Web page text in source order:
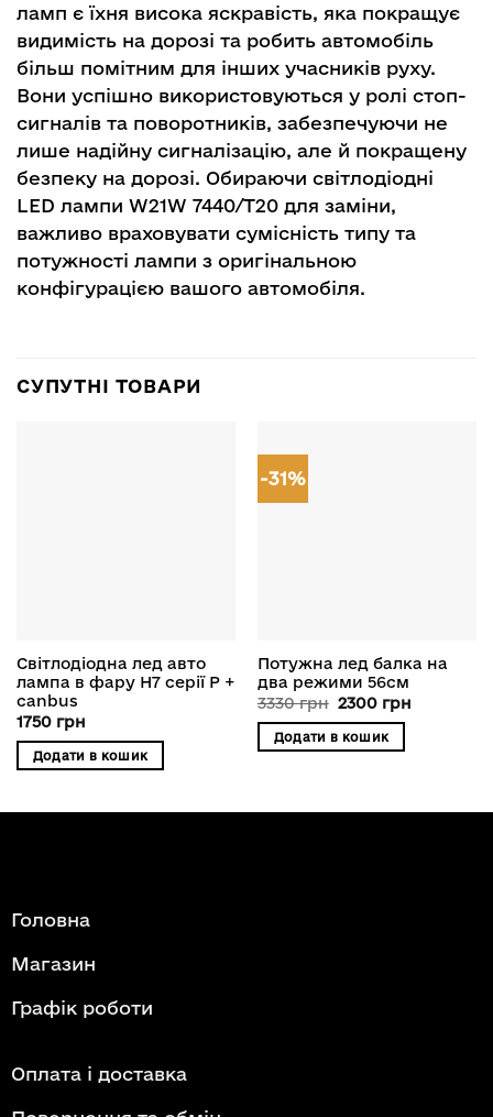
ламп є їхня висока яскравість, яка покращує
видимість на дорозі та робить автомобіль
більш помітним для інших учасників руху.
Вони успішно використовуються у ролі стоп-
сигналів та поворотників, забезпечуючи не
лише надійну сигналізацію, але й покращену
безпеку на дорозі. Обираючи світлодіодні
LED лампи W21W 7440/T20 для заміни,
важливо враховувати сумісність типу та
потужності лампи з оригінальною
конфігурацією вашого автомобіля.
СУПУТНІ ТОВАРИ
Світлодіодна лед авто
лампа в фару H7 серії P +
canbus
1750 грн
Додати в кошик
-31%
Потужна лед балка на
два режими 56см
3330грн Оригінальна
3330 грн.
2300 грнПоточна
Додати в кошик
Головна
Магазин
Графік роботи
Оплата і доставка